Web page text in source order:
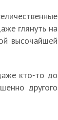
глянуть на
высочайшей
кто-то до
другого